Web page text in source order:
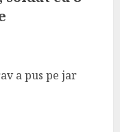
a pus pe jar